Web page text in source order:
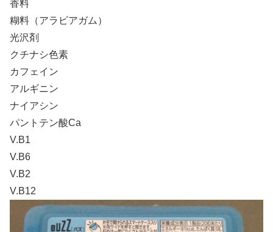
香料
糊料（アラビアガム）
光沢剤
クチナシ色素
カフェイン
アルギニン
ナイアシン
パントテン酸Ca
V.B1
V.B6
V.B2
V.B12